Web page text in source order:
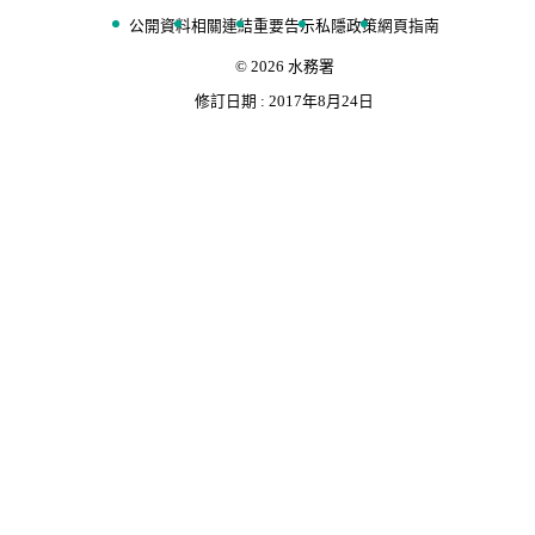
公開資料相關連結重要告示私隱政策網頁指南
© 2026 水務署
修訂日期 :2017年8月24日